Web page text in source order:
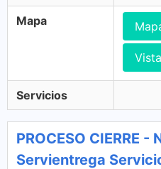
Mapa
Servicios
PROCESO CIERRE -
Servientrega